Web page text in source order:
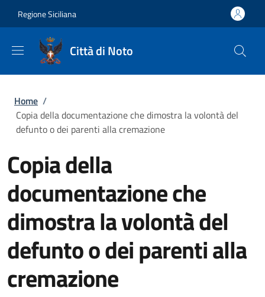
Regione Siciliana
Città di Noto
Briciole di pane
Home /
Copia della documentazione che dimostra la volontà del
defunto o dei parenti alla cremazione
Copia della
documentazione che
dimostra la volontà del
defunto o dei parenti alla
cremazione